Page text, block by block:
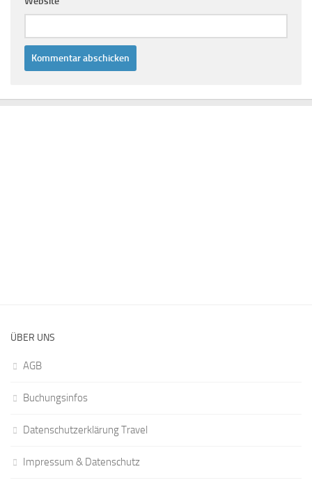
ÜBER UNS
AGB
Buchungsinfos
Datenschutzerklärung Travel
Impressum & Datenschutz